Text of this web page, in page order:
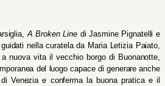
A Broken Line
nella curatela da Maria Letizia Paiato,
nuova vita il vecchio borgo di Buonanotte,
del luogo capace di generare anche
Venezia e conferma la buona pratica e il